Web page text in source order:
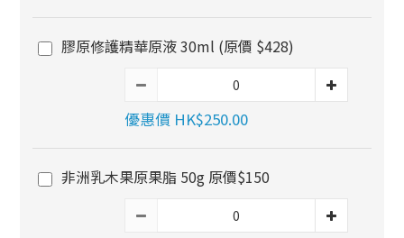
膠原修護精華原液 30ml (原價 $428)
優惠價 HK$250.00
非洲乳木果原果脂 50g 原價$150